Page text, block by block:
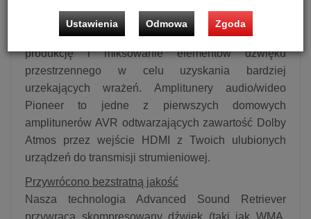
wynieść dźwięk poza sferę filmów i telewizji, Dolby
Atmos Music umożliwia twórcom muzycznym
produkcję i miksowanie elementów dźwięku
przestrzennego w celu uzyskania bardziej
urzekających wrażeń. Amplitunery audio/wideo
Pioneer to jedne z pierwszych domowych
amplitunerów AVR odtwarzających zawartość Dolby
Atmos przez wejście HDMI z Twoich ulubionych
urządzeń do transmisji strumieniowej.
Przywrócono bezstratną jakość
Nasza technologia Advanced Sound Retriever
przywraca skompresowany dźwięk (taki jak WMA,
Ustawienia Odmowa Zgoda